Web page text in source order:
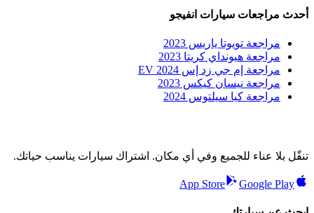
أحدث مراجعات سيارات انفيجو
مراجعة تويوتا ياريس 2023
مراجعة هيونداي كريتا 2023
مراجعة إم جي زد إس EV 2024
مراجعة نيسان كيكس 2023
مراجعة كيا سيلتوس 2024
تنقّل بلا عناء للجميع وفي أي مكان. اشتراك سيارات يناسب حياتك.
App Store Google Play